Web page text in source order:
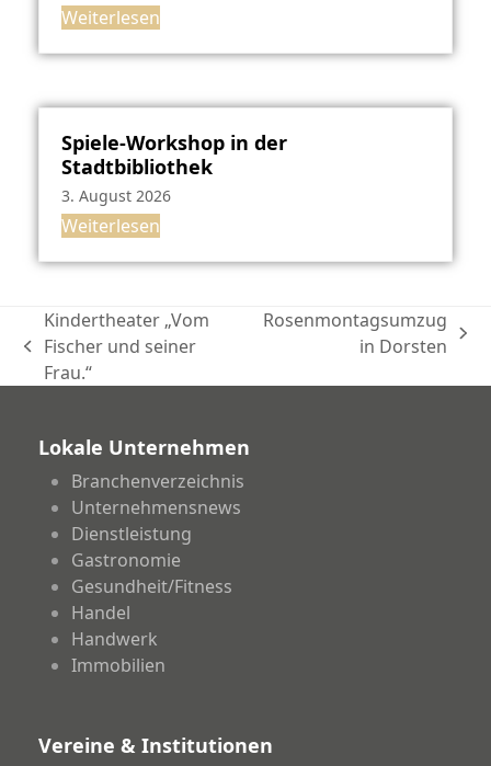
Weiterlesen
Spiele-Workshop in der
Stadtbibliothek
3. August 2026
Weiterlesen
vorheriger
Beitrag:
Kindertheater „Vom
Fischer und seiner
Frau.“
Rosenmontagsumzug
in Dorsten
Lokale Unternehmen
Branchenverzeichnis
Unternehmensnews
Dienstleistung
Gastronomie
Gesundheit/Fitness
Handel
Handwerk
Immobilien
Vereine & Institutionen